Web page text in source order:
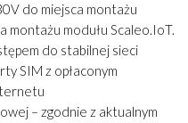
do miejsca montażu
montażu modułu Scaleo.IoT.
do stabilnej sieci
SIM z opłaconym
– zgodnie z aktualnym